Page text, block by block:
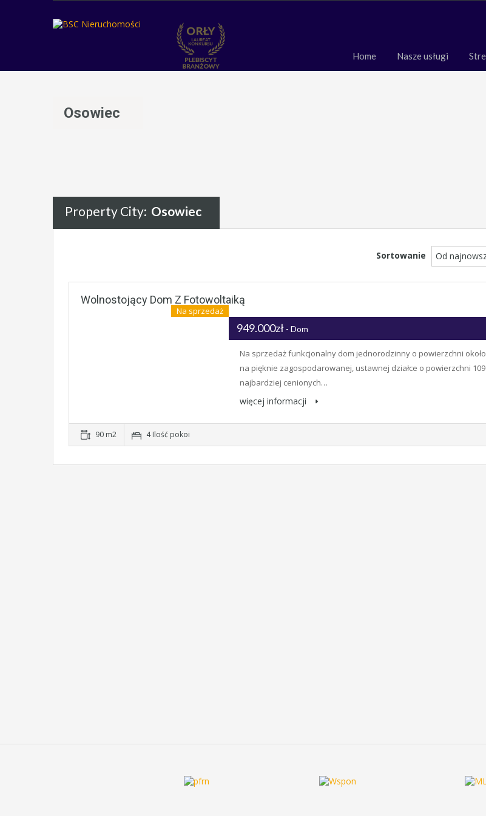
Home Nasze usługi
Osowiec
Property City: Osowiec
Sortowanie Od
Wolnostojący Dom Z Fotowoltaiką
Na sprzedaż
949.000zł - Dom
Na sprzedaż funkcjonalny dom jednorodzinny o powierzchni około
na pięknie zagospodarowanej, ustawnej działce o powierzchni
najbardziej cenionych…
więcej informacji
90 m2 4 Ilość pokoi